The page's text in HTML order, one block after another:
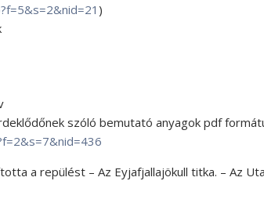
)
szóló bemutató anyagok pdf
a repülést – Az Eyjafjallajökull titka. – Az